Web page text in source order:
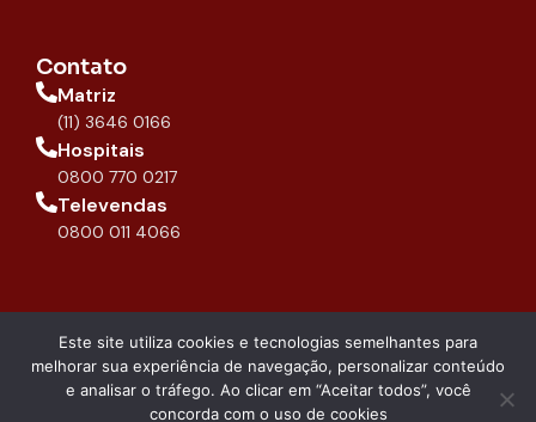
Contato
Matriz
(11) 3646 0166
Hospitais
0800 770 0217
Televendas
0800 011 4066
copyright 2026 -
DIPROMED
Compliance
Este site utiliza cookies e tecnologias semelhantes para
melhorar sua experiência de navegação, personalizar conteúdo
e analisar o tráfego. Ao clicar em “Aceitar todos”, você
concorda com o uso de cookies